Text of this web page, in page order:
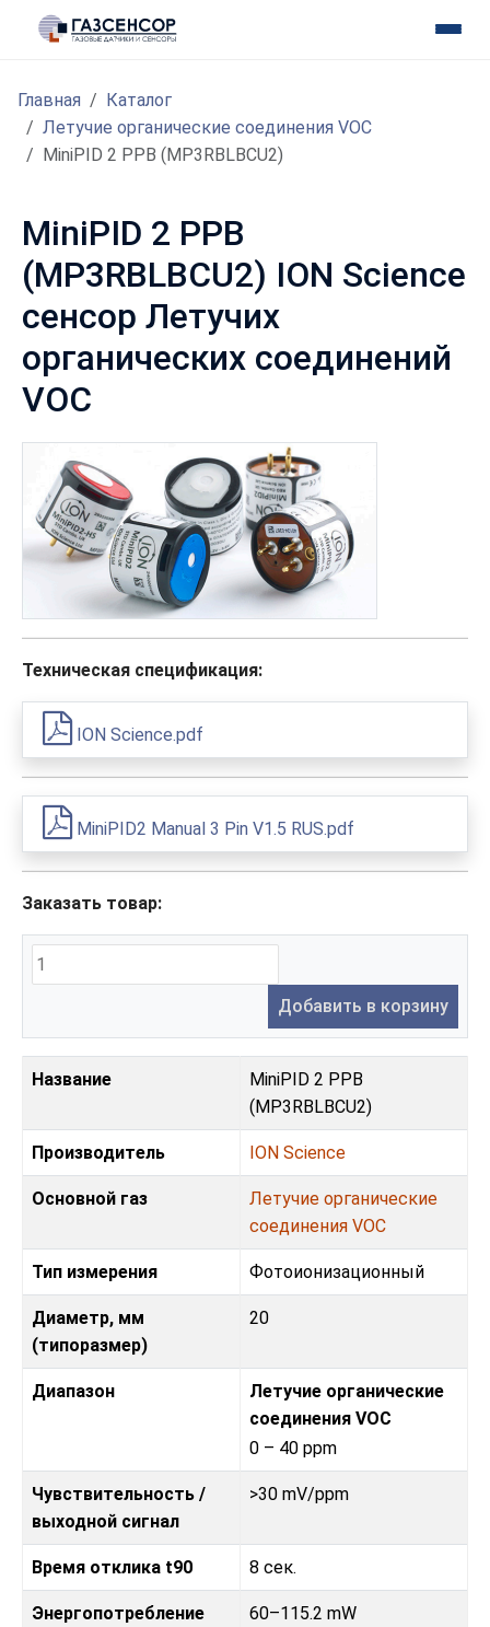
Главная
Каталог
Летучие органические соединения VOC
MiniPID 2 PPB (MP3RBLBCU2)
MiniPID 2 PPB
(MP3RBLBCU2) ION Science
сенсор Летучих
органических соединений
VOC
Техническая спецификация:
ION Science.pdf
MiniPID2 Manual 3 Pin V1.5 RUS.pdf
Заказать товар:
Добавить в корзину
Название
MiniPID 2 PPB
(MP3RBLBCU2)
Производитель ION Science
Основной газ
Летучие органические
соединения VOC
Тип измерения Фотоионизационный
Диаметр, мм
(типоразмер)
20
Диапазон
Летучие органические
соединения VOC
0 – 40 ppm
Чувствительность /
выходной сигнал
>30 mV/ppm
Время отклика t90 8 сек.
Энергопотребление 60–115.2 mW